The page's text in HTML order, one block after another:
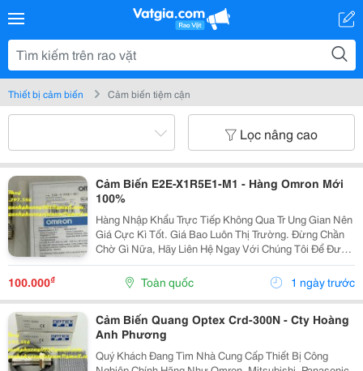
Thiết bị cảm biến Cảm biến tiệm cận
Lọc nâng cao
Cảm Biến E2E-X1R5E1-M1 - Hàng Omron Mới
100%
Hàng Nhập Khẩu Trực Tiếp Không Qua Tr Ung Gian Nên
Giá Cực Kì Tốt. Giá Bao Luôn Thị Trường. Đừng Chần
Chờ Gì Nữa, Hãy Liên Hệ Ngay Với Chúng Tôi Để Được
Hỗ Trợ Và Báo Giá Chi Tiết Nhất . ☘️ Ms. Nguyễn Thuý
100.000₫ Toàn quốc 1 ngày trước
Cảm Biến Quang Optex Crd-300N - Cty Hoàng
Anh Phương
Quý Khách Đang Tìm Nhà Cung Cấp Thiết Bị Công